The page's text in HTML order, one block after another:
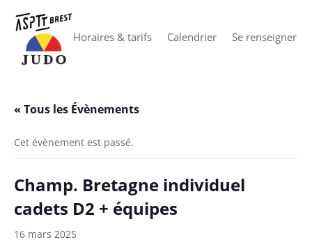
Horaires & tarifs Calendrier Se renseigner
« Tous les Évènements
Cet évènement est passé.
Champ. Bretagne individuel
cadets D2 + équipes
16 mars 2025